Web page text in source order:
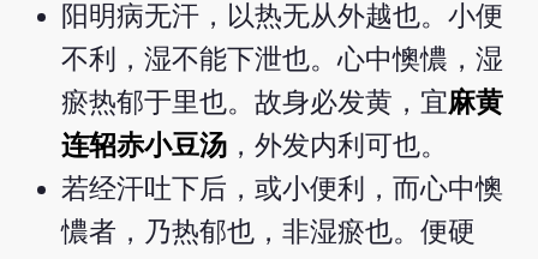
阳明病无汗，以热无从外越也。小便
不利，湿不能下泄也。心中懊憹，湿
瘀热郁于里也。故身必发黄，宜麻黄
连轺赤小豆汤 ，外发内利可也。
若经汗吐下后，或小便利，而心中懊
憹者，乃热郁也，非湿瘀也。便硬